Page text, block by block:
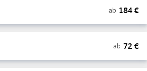
ab 184€
ab 72 €